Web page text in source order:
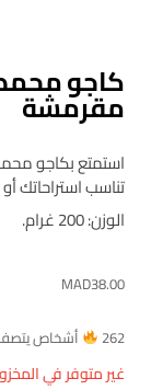
كاجو
مقرمشة
استمتع بكاجو
تناسب استراحاتك
الوزن: 200 غرام.
MAD38.00
262 أشخاص
غير متوفر في